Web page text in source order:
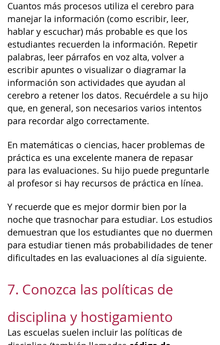
Cuantos más procesos utiliza el cerebro para
manejar la información (como escribir, leer,
hablar y escuchar) más probable es que los
estudiantes recuerden la información. Repetir
palabras, leer párrafos en voz alta, volver a
escribir apuntes o visualizar o diagramar la
información son actividades que ayudan al
cerebro a retener los datos. Recuérdele a su hijo
que, en general, son necesarios varios intentos
para recordar algo correctamente.
En matemáticas o ciencias, hacer problemas de
práctica es una excelente manera de repasar
para las evaluaciones. Su hijo puede preguntarle
al profesor si hay recursos de práctica en línea.
Y recuerde que es mejor dormir bien por la
noche que trasnochar para estudiar. Los estudios
demuestran que los estudiantes que no duermen
para estudiar tienen más probabilidades de tener
dificultades en las evaluaciones al día siguiente.
7. Conozca las políticas de
disciplina y hostigamiento
Las escuelas suelen incluir las políticas de